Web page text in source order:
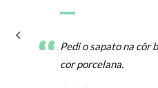
Pedi o sapato na côr
cor porcelana.